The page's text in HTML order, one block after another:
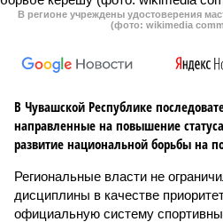
В регионе учреждены удостоверения
(фото: wikimedia
В Чувашской Республике
направленные на повышение
развитие национальной борьбы на
Региональные власти не
дисциплины в качестве
официальную систему